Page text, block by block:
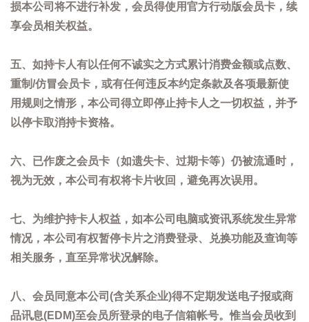
损本公司将不进行补发，会员得使用官方行动版会员卡，续
享会员相关权益。
五、如持卡人有以任何不诚实之方式累计消费金额或点数、
重制/仿冒会员卡，或有任何违反本约定条款及各项最新使
用规则之情形，本公司得立即停止持卡人之一切权益，并予
以停卡取消持卡资格。
六、已作废之会员卡（如遗失卡、过期卡等）仍被流通时，
视为无效，本公司有权将卡片收回，避免再次误用。
七、为维护持卡人权益，如本公司电脑或资讯系统发生异常
情况，本公司有权暂停卡片之消费登录、兑换功能及查询等
相关服务，直至异常状况解除。
八、会员同意本公司(含关系企业)得不定期发送电子报或商
品讯息(EDM)至会员所登录的电子信箱帐号。惟当会员收到